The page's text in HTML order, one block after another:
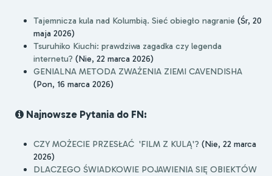
Tajemnicza kula nad Kolumbią. Sieć obiegło nagranie (Śr, 20
maja 2026)
Tsuruhiko Kiuchi: prawdziwa zagadka czy legenda
internetu? (Nie, 22 marca 2026)
GENIALNA METODA ZWAŻENIA ZIEMI CAVENDISHA
(Pon, 16 marca 2026)
Najnowsze Pytania do FN:
CZY MOŻECIE PRZESŁAĆ 'FILM Z KULĄ'? (Nie, 22 marca
2026)
DLACZEGO ŚWIADKOWIE POJAWIENIA SIĘ OBIEKTÓW